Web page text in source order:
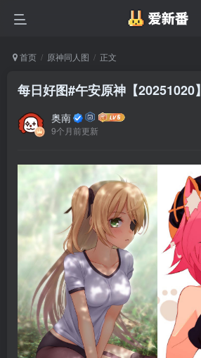
首页 原神同人图 正文
每日好图#午安原神【20251020】
奥南
9个月前更新